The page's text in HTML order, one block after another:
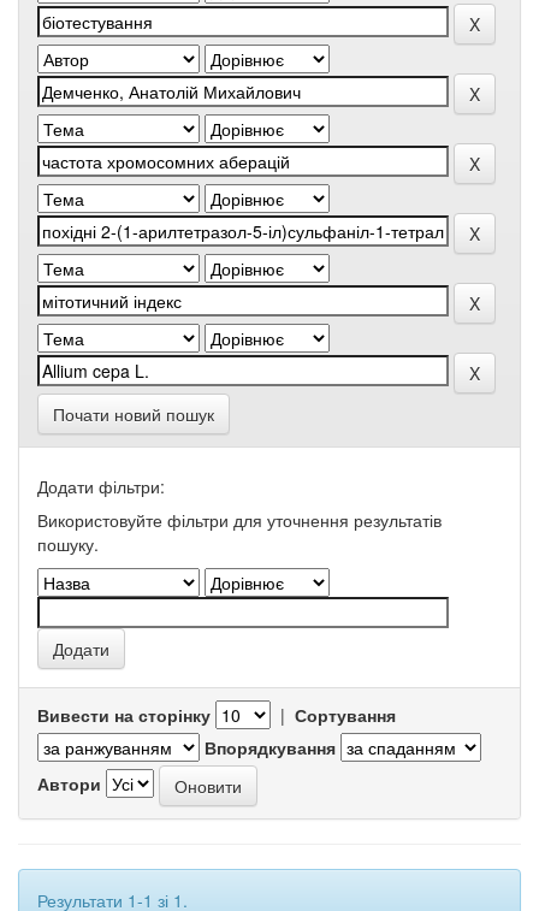
Почати новий пошук
Додати фільтри:
Використовуйте фільтри для уточнення результатів
пошуку.
Вивести на сторінку | Сортування
Впорядкування
Автори
Результати 1-1 зі 1.